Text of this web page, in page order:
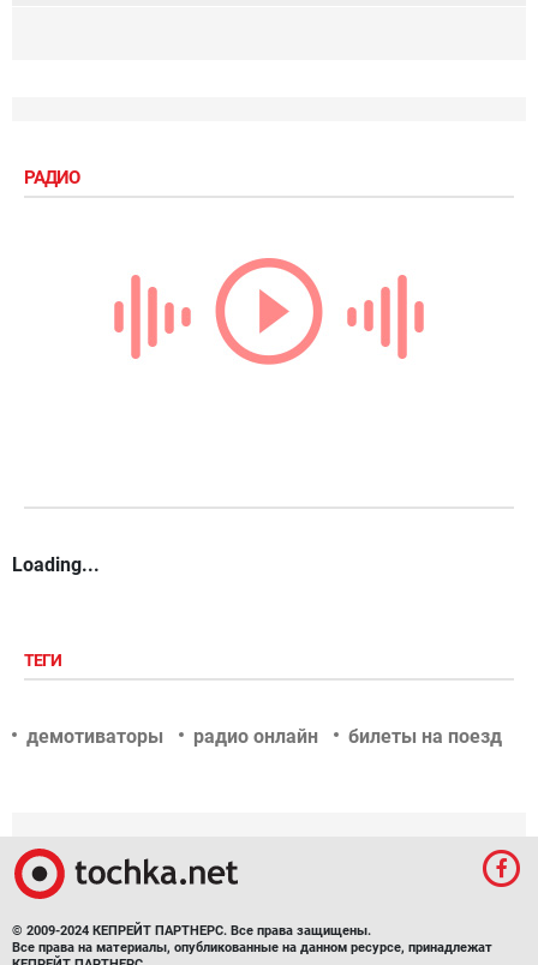
РАДИО
Loading...
ТЕГИ
демотиваторы радио онлайн билеты на поезд
© 2009-2024 КЕПРЕЙТ ПАРТНЕРС. Все права защищены.
Все права на материалы, опубликованные на данном ресурсе, принадлежат